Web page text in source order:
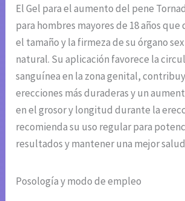
El Gel para el aumento del pene
para hombres mayores de 18 años que
el tamaño y la firmeza de su órgano
natural. Su aplicación favorece la
sanguínea en la zona genital,
erecciones más duraderas y un
en el grosor y longitud durante la
recomienda su uso regular para
resultados y mantener una mejor
Posología y modo de empleo